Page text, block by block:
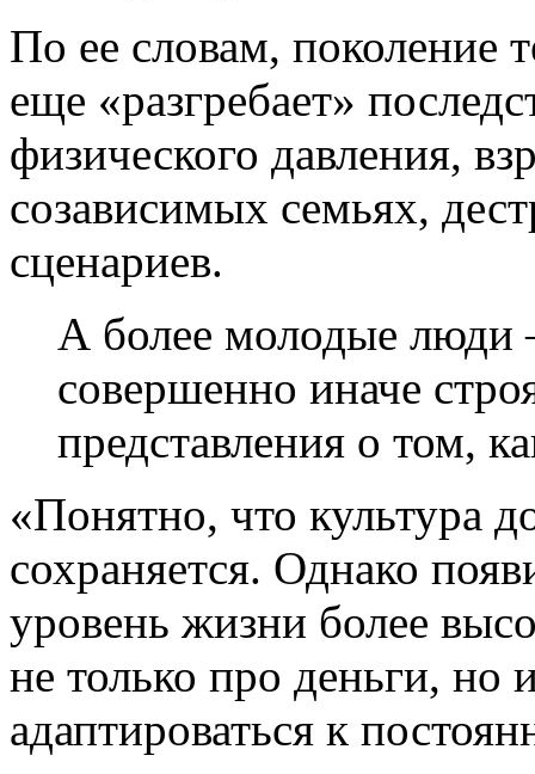
По ее словам, поколение
еще «разгребает»
физического давления,
созависимых семьях,
сценариев.
А более молодые
совершенно иначе
представления о том,
«Понятно, что культура
сохраняется. Однако
уровень жизни более
не только про деньги, но
адаптироваться к